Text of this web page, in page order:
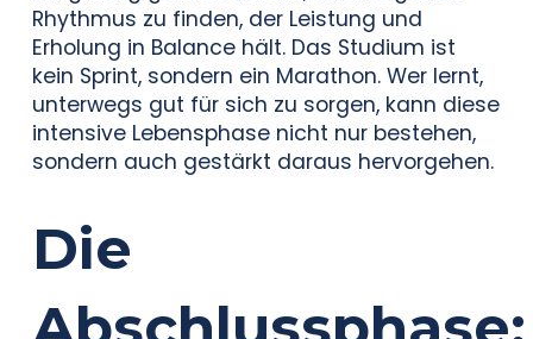
Rhythmus zu finden, der Leistung und
Erholung in Balance hält. Das Studium ist
kein Sprint, sondern ein Marathon. Wer lernt,
unterwegs gut für sich zu sorgen, kann diese
intensive Lebensphase nicht nur bestehen,
sondern auch gestärkt daraus hervorgehen.
Die